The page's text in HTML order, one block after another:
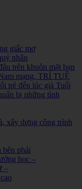
giấc mơ
nhân
trên khuôn mặt bạn
mạng, TRÍ TUỆ
trẻ đến lúc già Tuổi
bị những tình
xây dựng công trình
phải
học –
–